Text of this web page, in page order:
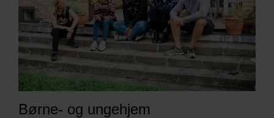
Børne- og ungehjem